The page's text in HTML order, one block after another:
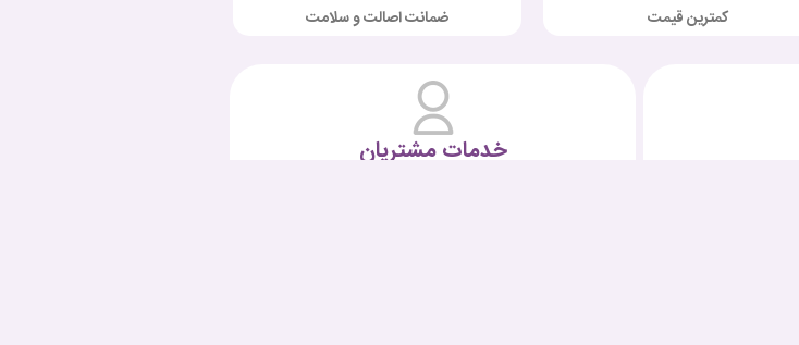
کمترین قیمت ضمانت اصالت و سلامت
خدمات مشتریان